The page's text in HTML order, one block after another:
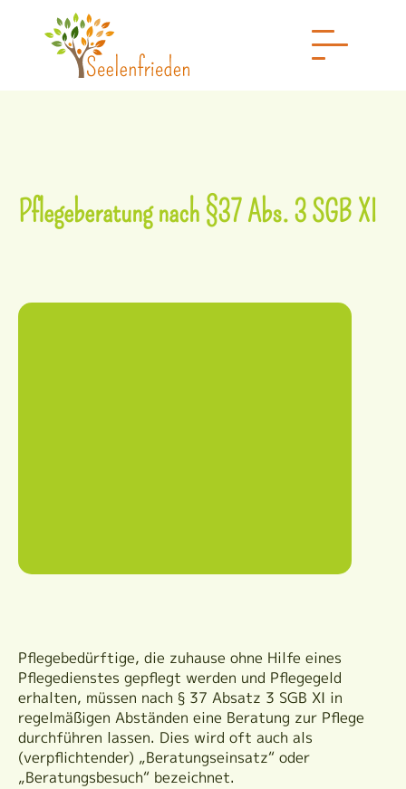
Pflegeberatung nach §37 Abs. 3 SGB XI
Pflegebedürftige, die zuhause ohne Hilfe eines
Pflegedienstes gepflegt werden und Pflegegeld
erhalten, müssen nach § 37 Absatz 3 SGB XI in
regelmäßigen Abständen eine Beratung zur Pflege
durchführen lassen. Dies wird oft auch als
(verpflichtender) „Beratungseinsatz“ oder
„Beratungsbesuch“ bezeichnet.